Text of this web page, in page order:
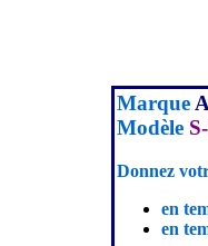
Marque
Modèle
Donnez
en
en